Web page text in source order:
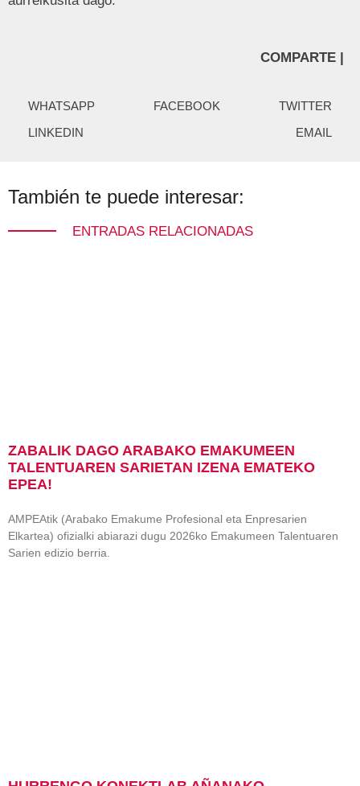
COMPARTE |
WHATSAPP FACEBOOK
TWITTER
LINKEDIN
EMAIL
También te puede interesar:
ENTRADAS RELACIONADAS
ZABALIK DAGO ARABAKO EMAKUMEEN
TALENTUAREN SARIETAN IZENA EMATEKO
EPEA!
AMPEAtik (Arabako Emakume Profesional eta Enpresarien
Elkartea) ofizialki abiarazi dugu 2026ko Emakumeen Talentuaren
Sarien edizio berria.